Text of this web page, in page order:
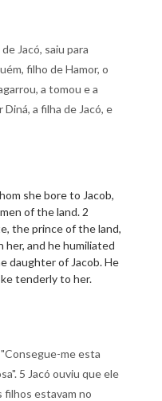
Jacó, saiu para
filho de Hamor, o
a tomou e a
a filha de Jacó, e
she bore to Jacob,
of the land. 2
the prince of the land,
her, and he humiliated
daughter of Jacob. He
tenderly to her.
me esta
5 Jacó ouviu que ele
filhos estavam no